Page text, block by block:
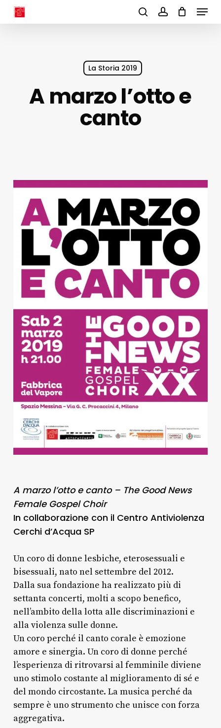
searchaccount
Menu
La Storia 2019
A marzo l’otto e
canto
A marzo l’otto e canto – The Good News
Female Gospel Choir
In collaborazione con il Centro Antiviolenza
Cerchi d’Acqua SP
Un coro di donne lesbiche, eterosessuali e
bisessuali, nato nel settembre del 2012.
Dalla sua fondazione ha realizzato più di
settanta concerti, molti a scopo benefico,
nell’ambito della lotta alle discriminazioni e
alla violenza sulle donne.
Un coro perché il canto corale è emozione
amore e sinergia. Un coro di donne perché
l’esperienza di ritrovarsi al femminile diviene
uno stimolo costante al miglioramento di sé e
del mondo circostante. La musica perché da
sempre è uno strumento che unisce con forza
aggregativa.